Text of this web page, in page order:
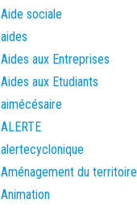
Aide sociale
aides
Aides aux Entreprises
Aides aux Etudiants
aimécésaire
ALERTE
alertecyclonique
Aménagement du territoire
Animation